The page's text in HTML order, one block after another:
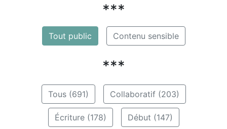
***
Tout public Contenu sensible
***
Tous (691) Collaboratif (203)
Écriture (178) Début (147)